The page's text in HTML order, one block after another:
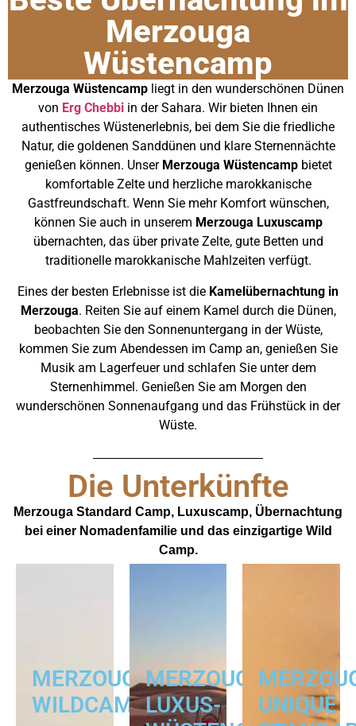
Merzouga
Wüstencamp
Merzouga Wüstencamp liegt in den wunderschönen Dünen
von Erg Chebbi in der Sahara. Wir bieten Ihnen ein
authentisches Wüstenerlebnis, bei dem Sie die friedliche
Natur, die goldenen Sanddünen und klare Sternennächte
genießen können. Unser Merzouga Wüstencampbietet
komfortable Zelte und herzliche marokkanische
Gastfreundschaft. Wenn Sie mehr Komfort wünschen,
können Sie auch in unserem Merzouga Luxuscamp
übernachten, das über private Zelte, gute Betten und
traditionelle marokkanische Mahlzeiten verfügt.
Eines der besten Erlebnisse ist die Kamelübernachtung in
Merzouga. Reiten Sie auf einem Kamel durch die Dünen,
beobachten Sie den Sonnenuntergang in der Wüste,
kommen Sie zum Abendessen im Camp an, genießen Sie
Musik am Lagerfeuer und schlafen Sie unter dem
Sternenhimmel. Genießen Sie am Morgen den
wunderschönen Sonnenaufgang und das Frühstück in der
Wüste.
Die Unterkünfte
Merzouga Standard Camp, Luxuscamp, Übernachtung
bei einer Nomadenfamilie und das einzigartige Wild
Camp.
MERZOUGA
WILDCAMP
MERZOUGA
LUXUS-
UNIQUE